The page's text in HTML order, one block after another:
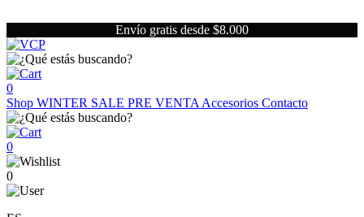
Envío gratis desde $8.000
0
Shop WINTER SALE PRE VENTA Accesorios Contacto
0
0